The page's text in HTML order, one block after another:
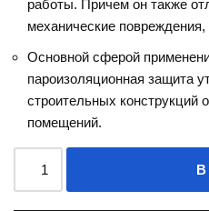
работы. Причем он также
механические
Основной сферой
пароизоляционная защита
строительных конструкций
помещений.
В